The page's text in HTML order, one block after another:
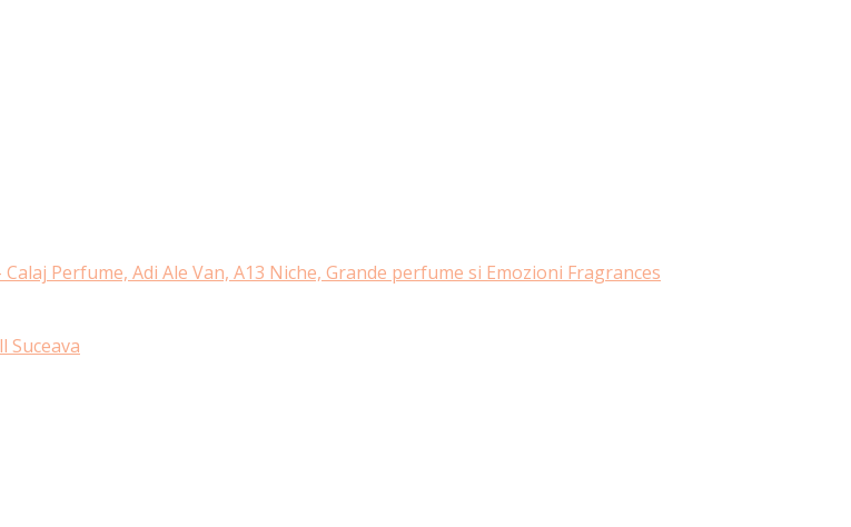
Perfume, Adi Ale Van, A13 Niche, Grande perfume si Emozioni Fragrances
Suceava